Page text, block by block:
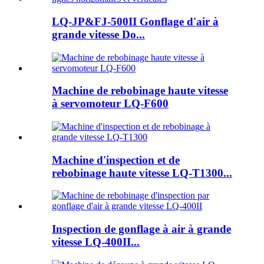
LQ-JP&FJ-500II Gonflage d'air à
grande vitesse Do...
Machine de rebobinage haute vitesse
à servomoteur LQ-F600
Machine d'inspection et de
rebobinage haute vitesse LQ-T1300...
Inspection de gonflage à air à grande
vitesse LQ-400II...